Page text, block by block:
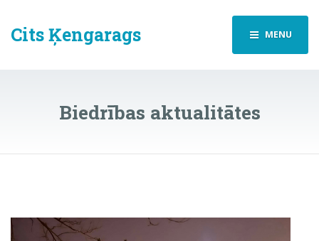
Cits Ķengarags MENU
Biedrības aktualitātes